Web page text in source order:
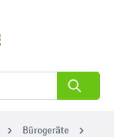
Bürogeräte